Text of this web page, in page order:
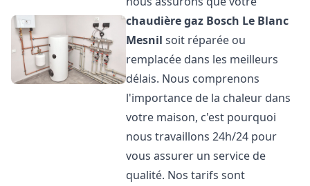
chaudière gaz Bosch Le Blanc
Mesnil soit réparée ou
remplacée dans les meilleurs
délais. Nous comprenons
l'importance de la chaleur dans
votre maison, c'est pourquoi
nous travaillons 24h/24 pour
vous assurer un service de
qualité. Nos tarifs sont